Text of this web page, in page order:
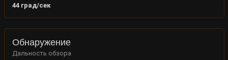
44град/сек
Обнаружение
Дальность обзора